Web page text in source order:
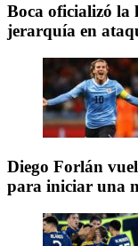
Boca oficializó la
jerarquía en
Diego Forlán
para iniciar una